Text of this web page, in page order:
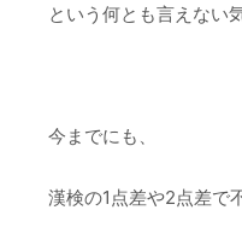
という何とも言えない
今までにも、
漢検の1点差や2点差で